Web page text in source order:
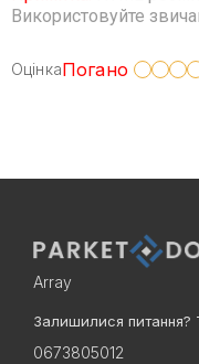
Використовуйте
ОцінкаПогано
Array
Залишилися питання?
0673805012